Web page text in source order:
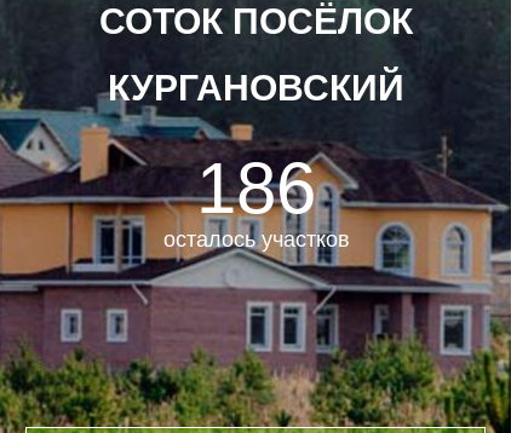
СОТОК ПОСЁЛОК
КУРГАНОВСКИЙ
186
осталось участков